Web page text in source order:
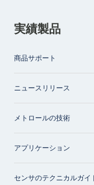
実績製品
商品サポート
ニュースリリース
メトロールの技術
アプリケーション
センサのテクニカルガイ